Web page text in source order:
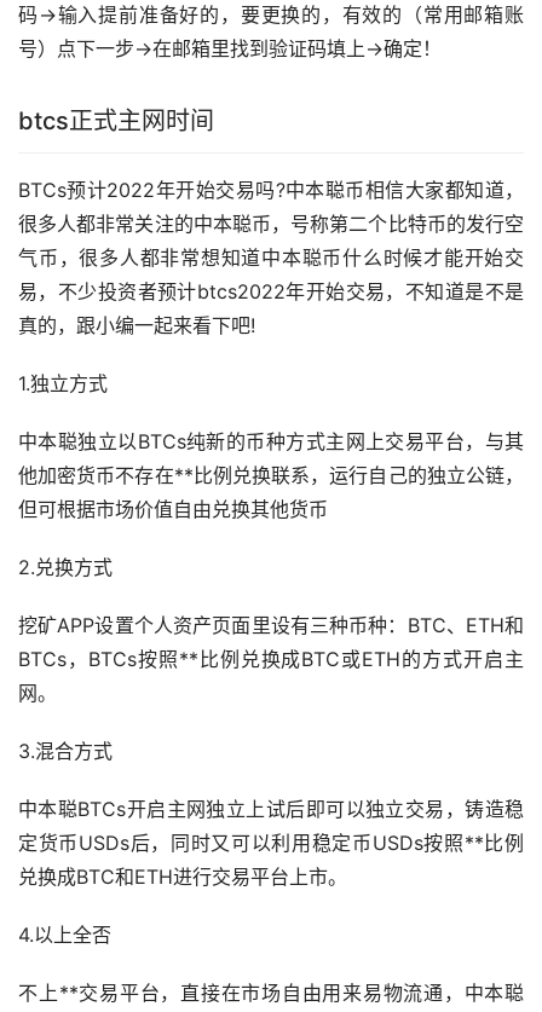
码→输入提前准备好的，要更换的，有效的（常用邮箱账
号）点下一步→在邮箱里找到验证码填上→确定！
btcs正式主网时间
BTCs预计2022年开始交易吗?中本聪币相信大家都知道，
很多人都非常关注的中本聪币，号称第二个比特币的发行空
气币，很多人都非常想知道中本聪币什么时候才能开始交
易，不少投资者预计btcs2022年开始交易，不知道是不是
真的，跟小编一起来看下吧!
1.独立方式
中本聪独立以BTCs纯新的币种方式主网上交易平台，与其
他加密货币不存在**比例兑换联系，运行自己的独立公链，
但可根据市场价值自由兑换其他货币
2.兑换方式
挖矿APP设置个人资产页面里设有三种币种：BTC、ETH和
BTCs，BTCs按照**比例兑换成BTC或ETH的方式开启主
网。
3.混合方式
中本聪BTCs开启主网独立上试后即可以独立交易，铸造稳
定货币USDs后，同时又可以利用稳定币USDs按照**比例
兑换成BTC和ETH进行交易平台上市。
4.以上全否
不上**交易平台，直接在市场自由用来易物流通，中本聪